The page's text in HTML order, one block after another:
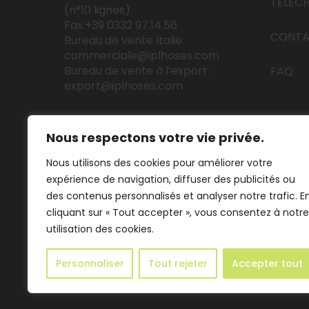
Nous respectons votre vie privée.
Nous utilisons des cookies pour améliorer votre
expérience de navigation, diffuser des publicités ou
des contenus personnalisés et analyser notre trafic.
cliquant sur « Tout accepter », vous consentez à notre
utilisation des cookies.
Personnaliser Tout rejeter Accepter tout
(n°10 lignes)
Fax.+39 0332 97.14.56
Bureau de vente Italie:
commerciale@iplhoses.com
Bureau de vente à l’export:
export@iplhoses.com
FAQ